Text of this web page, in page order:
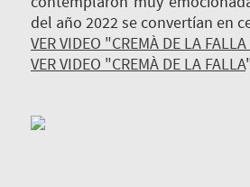
del año 2022 se convertían en
VER VIDEO "CREMÀ DE LA
VER VIDEO "CREMÀ DE LA FALLA